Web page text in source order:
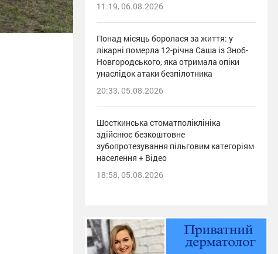
11:19, 06.08.2026
Понад місяць боролася за життя: у
лікарні померла 12-річна Саша із Зноб-
Новгородського, яка отримала опіки
унаслідок атаки безпілотника
20:33, 05.08.2026
Шосткинська стоматполіклініка
здійснює безкоштовне
зубопротезування пільговим категоріям
населення + Відео
18:58, 05.08.2026